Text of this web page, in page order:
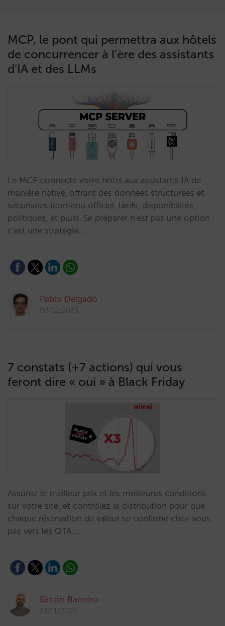
MCP, le pont qui permettra aux hôtels
de concurrencer à l’ère des assistants
d’IA et des LLMs
Le MCP connecte votre hôtel aux assistants IA de
manière native, offrant des données structurées et
sécurisées (contenu officiel, tarifs, disponibilités,
politiques, et plus). Se préparer n'est pas une option :
c'est une stratégie.…
Pablo Delgado
02/12/2025
7 constats (+7 actions) qui vous
feront dire « oui » à Black Friday
Assurez le meilleur prix et les meilleures conditions
sur votre site, et contrôlez la distribution pour que
chaque réservation de valeur se confirme chez vous,
pas vers les OTA.…
Simón Barreiro
13/11/2025